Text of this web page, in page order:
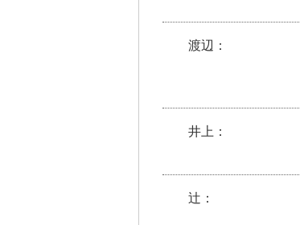
渡辺：
井上：
辻：